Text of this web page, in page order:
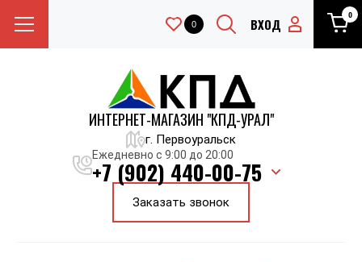
0 ВХОД
0
ИНТЕРНЕТ-МАГАЗИН "КПД-УРАЛ"
г. Первоуральск
Ежедневно с 9:00 до 20:00
+7 (902) 440-00-75
Заказать звонок